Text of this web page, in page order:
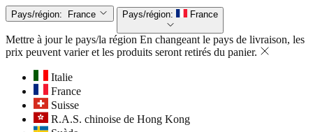
Pays/région: France Pays/région: France
Mettre à jour le pays/la région En changeant le pays de livraison, les
prix peuvent varier et les produits seront retirés du panier.
Italie
France
Suisse
R.A.S. chinoise de Hong Kong